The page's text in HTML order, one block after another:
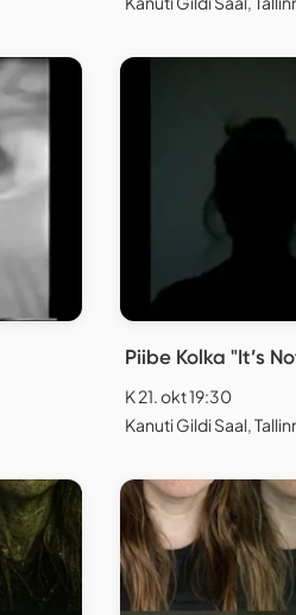
Piibe Kolka "It’s
K 21. okt 19:30
Kanuti Gildi Saal,